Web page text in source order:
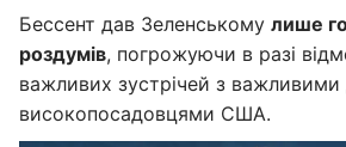
Бессент дав Зеленському лише
роздумів, погрожуючи в разі
важливих зустрічей з важливими
високопосадовцями США.